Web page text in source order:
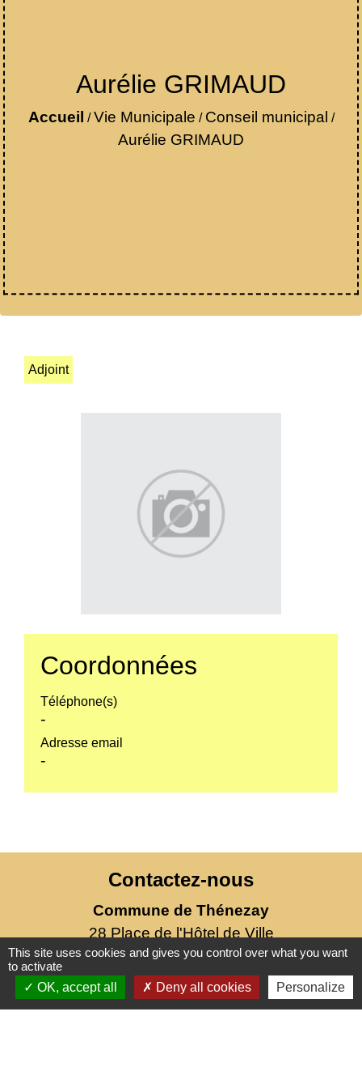
Aurélie GRIMAUD
Accueil /Vie Municipale / Conseil municipal /
Aurélie GRIMAUD
Adjoint
Coordonnées
Téléphone(s)
-
Adresse email
-
Contactez-nous
Commune de Thénezay
28 Place de l'Hôtel de Ville
79390 Thénezay - FRANCE
+33 5 49 63 00 20
This site uses cookies and gives you control over what you want
to activate
OK, accept all
Deny all cookies Personalize